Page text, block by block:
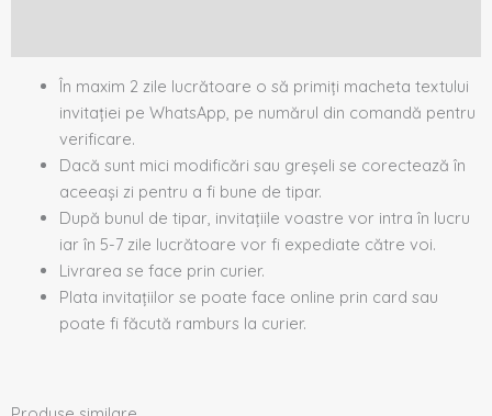
În maxim 2 zile lucrătoare o să primiți macheta textului
invitației pe WhatsApp, pe numărul din comandă pentru
verificare.
Dacă sunt mici modificări sau greșeli se corectează în
aceeași zi pentru a fi bune de tipar.
După bunul de tipar, invitațiile voastre vor intra în lucru
iar în 5-7 zile lucrătoare vor fi expediate către voi.
Livrarea se face prin curier.
Plata invitațiilor se poate face online prin card sau
poate fi făcută ramburs la curier.